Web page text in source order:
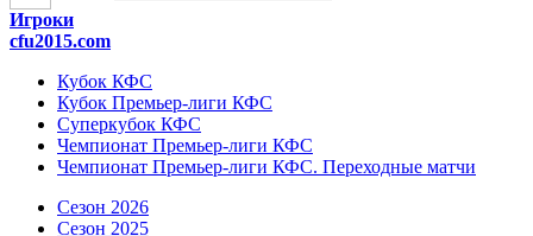
Игроки
cfu2015.com
Кубок КФС
Кубок Премьер-лиги КФС
Суперкубок КФС
Чемпионат Премьер-лиги КФС
Чемпионат Премьер-лиги КФС. Переходные матчи
Сезон 2026
Сезон 2025